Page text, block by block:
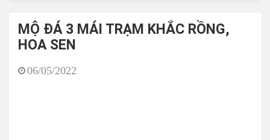
MỘ ĐÁ 3 MÁI TRẠM KHẮC RỒNG,
HOA SEN
06/05/2022